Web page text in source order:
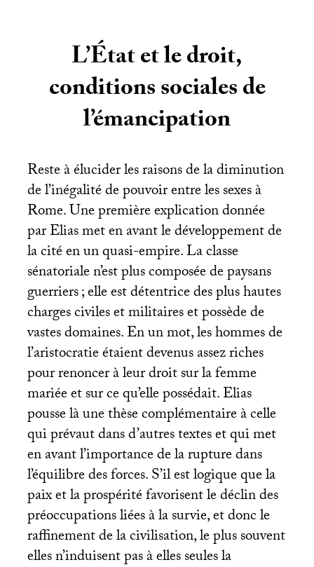
L’État et le droit,
conditions sociales de
l’émancipation
Reste à élucider les raisons de la diminution
de l’inégalité de pouvoir entre les sexes à
Rome. Une première explication donnée
par Elias met en avant le développement de
la cité en un quasi-empire. La classe
sénatoriale n’est plus composée de paysans
guerriers; elle est détentrice des plus hautes
charges civiles et militaires et possède de
vastes domaines. En un mot, les hommes de
l’aristocratie étaient devenus assez riches
pour renoncer à leur droit sur la femme
mariée et sur ce qu’elle possédait. Elias
pousse là une thèse complémentaire à celle
qui prévaut dans d’autres textes et qui met
en avant l’importance de la rupture dans
l’équilibre des forces. S’il est logique que la
paix et la prospérité favorisent le déclin des
préoccupations liées à la survie, et donc le
raffinement de la civilisation, le plus souvent
elles n’induisent pas à elles seules la